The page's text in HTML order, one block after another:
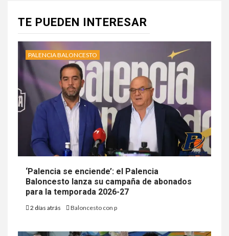
TE PUEDEN INTERESAR
PALENCIA BALONCESTO
‘Palencia se enciende’: el Palencia
Baloncesto lanza su campaña de abonados
para la temporada 2026-27
2 días atrás Baloncesto con p